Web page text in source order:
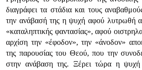
διαγράφει τα στάδια και τους
την ανάβασή της η ψυχή αφού λυτρωθή
«καταληπτικής φαντασίας», αφού
αρχίση την «έφοδον», την «άνοδον»
της παρουσίας του Θεού, που την
στην ανάβαση της. Ξέρει τώρα η ψυχή